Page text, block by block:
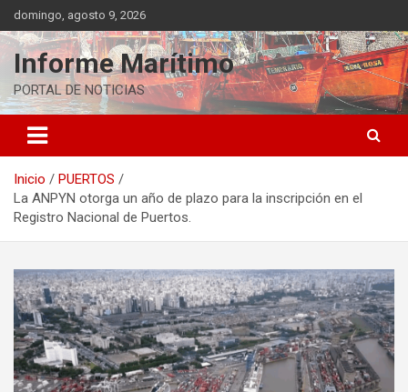
Saltar
al
contenido
domingo, agosto 9, 2026
Informe Marítimo
PORTAL DE NOTICIAS
Inicio
PUERTOS
La ANPYN otorga un año de plazo para la inscripción en el
Registro Nacional de Puertos.